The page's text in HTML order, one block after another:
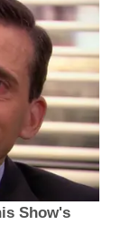
Show's